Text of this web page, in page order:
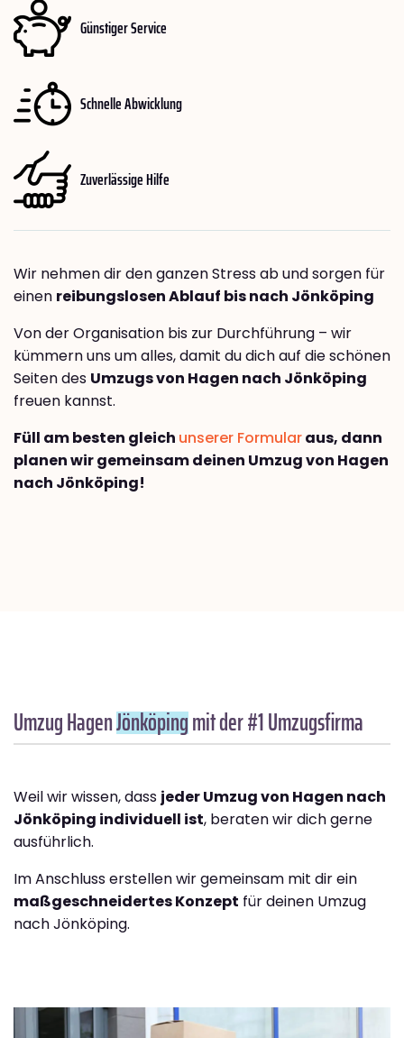
Günstiger Service
Schnelle Abwicklung
Zuverlässige Hilfe
Wir nehmen dir den ganzen Stress ab und sorgen für
einen reibungslosen Ablauf bis nach Jönköping
Von der Organisation bis zur Durchführung – wir
kümmern uns um alles, damit du dich auf die schönen
Seiten des Umzugs von Hagen nach Jönköping
freuen kannst.
Füll am besten gleich unserer Formularaus, dann
planen wir gemeinsam deinen Umzug von Hagen
nach Jönköping!
Umzug HagenJönköpingmit der #1 Umzugsfirma
Weil wir wissen, dass jeder Umzug von Hagen nach
Jönköping individuell ist, beraten wir dich gerne
ausführlich.
Im Anschluss erstellen wir gemeinsam mit dir ein
maßgeschneidertes Konzept für deinen Umzug
nach Jönköping.